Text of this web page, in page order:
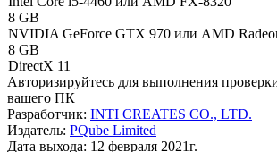
8 GB
NVIDIA GeForce GTX 970 или AMD
8 GB
DirectX 11
Авторизируйтесь для выполнения
вашего ПК
Разработчик: INTI CREATES CO., LTD.
Издатель: PQube Limited
Дата выхода: 12 февраля 2021г.